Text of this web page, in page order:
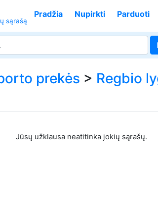
sąrašą
Pradžia Nupirkti Parduoti
prekės > Regbio
Jūsų užklausa neatitinka jokių sąrašų.